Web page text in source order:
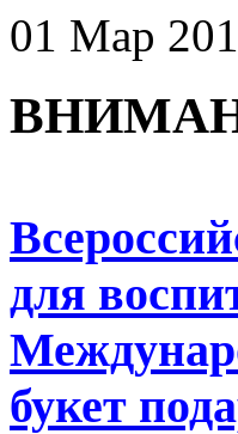
01 Мар
для
букет